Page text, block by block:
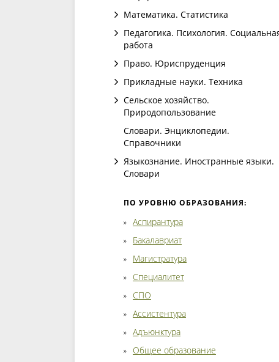
Математика. Статистика
Педагогика. Психология.
работа
Право. Юриспруденция
Прикладные науки. Техника
Сельское хозяйство.
Природопользование
Словари. Энциклопедии.
Справочники
Языкознание. Иностранные языки.
Словари
ПО УРОВНЮ ОБРАЗОВАНИЯ:
Аспирантура
Бакалавриат
Магистратура
Специалитет
СПО
Ассистентура
Адъюнктура
Общее образование